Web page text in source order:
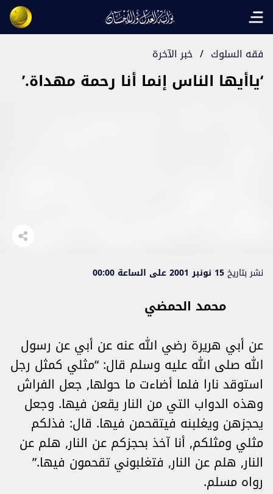
Open main menu
فقه السلوك / خبر الآخرة
‘ياأيها الناس إنما أنا رحمة مهداة.’
نشر بتاريخ15 نونبر 2001 على الساعة 00:00
محمد الحمضي
عن أبي هريرة رضي الله عنه عن أبي عن رسول
الله صلى الله عليه وسلم قال: “مثلي كمثل رجل
استوقد نارا فلما أضاءت ما حولها, جعل الفراش
وهذه الدواب التي من النار يقعن فيها. وجعل
يحجزهن ويغلبنه فيتقحمن فيها. قال: فذلكم
مثلي ومثلكم, أنا آخذ بحجزكم عن النار, هلم عن
النار, هلم عن النار, فتغلبوني تقحمون فيها.”
رواه مسلم.